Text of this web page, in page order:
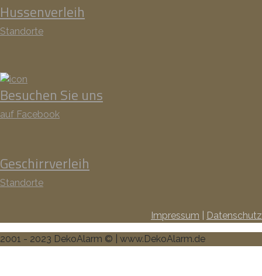
Hussenverleih
Standorte
Besuchen Sie uns
auf Facebook
Geschirrverleih
Standorte
Impressum Datenschutz
2001 - 2023 DekoAlarm © | www.DekoAlarm.de